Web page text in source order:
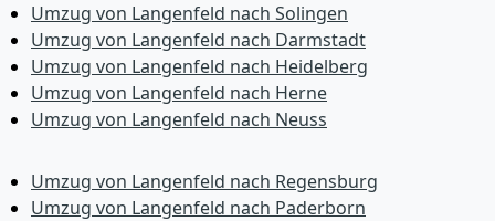
Umzug von Langenfeld nach Solingen
Umzug von Langenfeld nach Darmstadt
Umzug von Langenfeld nach Heidelberg
Umzug von Langenfeld nach Herne
Umzug von Langenfeld nach Neuss
Umzug von Langenfeld nach Regensburg
Umzug von Langenfeld nach Paderborn